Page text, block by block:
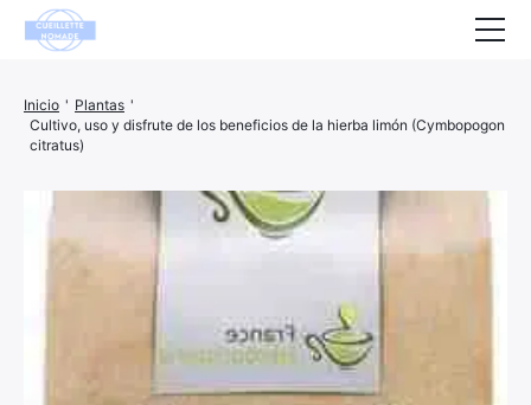
Inicio ' Plantas '
Cultivo, uso y disfrute de los beneficios de la hierba limón (Cymbopogon
citratus)
Animales
Decoración
Casa